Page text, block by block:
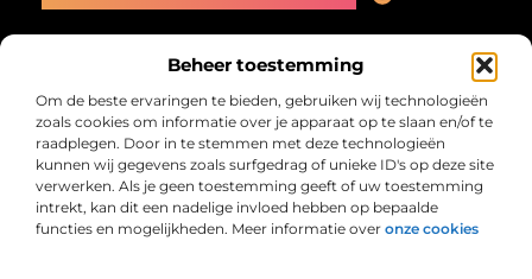
Beheer toestemming
Om de beste ervaringen te bieden, gebruiken wij technologieën
zoals cookies om informatie over je apparaat op te slaan en/of te
raadplegen. Door in te stemmen met deze technologieën
kunnen wij gegevens zoals surfgedrag of unieke ID's op deze site
verwerken. Als je geen toestemming geeft of uw toestemming
intrekt, kan dit een nadelige invloed hebben op bepaalde
functies en mogelijkheden. Meer informatie over onze cookies
Collectiefrima.nl – Jouw verzameling van